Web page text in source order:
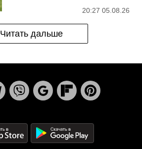
20:27 05.08.26
Читать дальше